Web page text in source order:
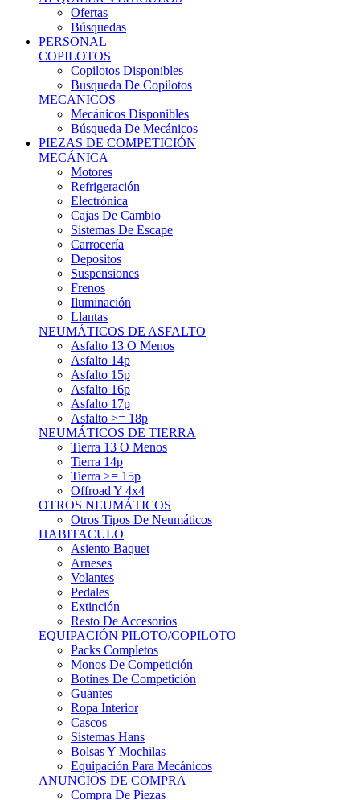
Búsquedas
PERSONAL
COPILOTOS
Copilotos Disponibles
Busqueda De Copilotos
MECANICOS
Mecánicos Disponibles
Búsqueda De Mecánicos
PIEZAS DE COMPETICIÓN
MECÁNICA
Motores
Refrigeración
Electrónica
Cajas De Cambio
Sistemas De Escape
Carrocería
Depositos
Suspensiones
Frenos
Iluminación
Llantas
NEUMÁTICOS DE ASFALTO
Asfalto 13 O Menos
Asfalto 14p
Asfalto 15p
Asfalto 16p
Asfalto 17p
Asfalto >= 18p
NEUMÁTICOS DE TIERRA
Tierra 13 O Menos
Tierra 14p
Tierra >= 15p
Offroad Y 4x4
OTROS NEUMÁTICOS
Otros Tipos De Neumáticos
HABITACULO
Asiento Baquet
Arneses
Volantes
Pedales
Extinción
Resto De Accesorios
EQUIPACIÓN PILOTO/COPILOTO
Packs Completos
Monos De Competición
Botines De Competición
Guantes
Ropa Interior
Cascos
Sistemas Hans
Bolsas Y Mochilas
Equipación Para Mecánicos
ANUNCIOS DE COMPRA
Compra De Piezas
Compra De Neumáticos